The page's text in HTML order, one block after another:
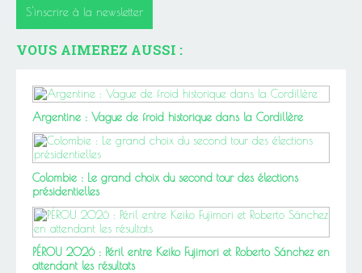
S'inscrire à la newsletter
VOUS AIMEREZ AUSSI :
Argentine : Vague de froid historique dans la Cordillère
Colombie : Le grand choix du second tour des élections
présidentielles
PÉROU 2026 : Péril entre Keiko Fujimori et Roberto Sánchez en
attendant les résultats